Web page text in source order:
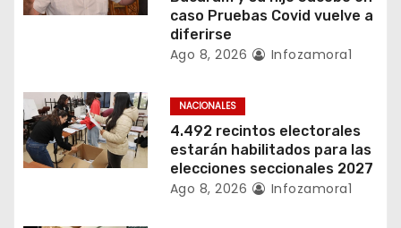
e
t
r
a
caso Pruebas Covid vuelve a
diferirse
Ago 8, 2026 Infozamora1
NACIONALES
4.492 recintos electorales
estarán habilitados para las
elecciones seccionales 2027
Ago 8, 2026 Infozamora1